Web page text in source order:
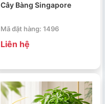
Cây Bàng Singapore
Mã đặt hàng: 1496
Liên hệ